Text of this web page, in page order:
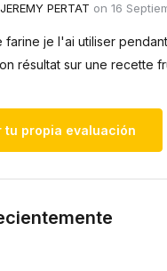
JEREMY PERTAT on 16
farine je l'ai utiliser
résultat sur une recette
tu propia evaluación